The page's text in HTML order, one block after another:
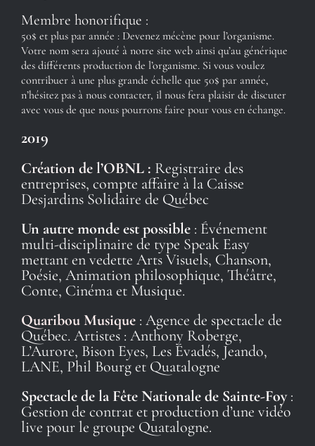
Membre honorifique :
50$ et plus par année : Devenez mécène pour l’organisme.
Votre nom sera ajouté à notre site web ainsi qu’au générique
des différents production de l’organisme. Si vous voulez
contribuer à une plus grande échelle que 50$ par année,
n’hésitez pas à nous contacter, il nous fera plaisir de discuter
avec vous de que nous pourrons faire pour vous en échange.
2019
Création de l’OBNL : Registraire des
entreprises, compte affaire à la Caisse
Desjardins Solidaire de Québec
Un autre monde est possible: Événement
multi-disciplinaire de type Speak Easy
mettant en vedette Arts Visuels, Chanson,
Poésie, Animation philosophique, Théâtre,
Conte, Cinéma et Musique.
Quaribou Musique : Agence de spectacle de
Québec. Artistes : Anthony Roberge,
L’Aurore, Bison Eyes, Les Évadés, Jeando,
LANE, Phil Bourg et Quatalogne
Spectacle de la Fête Nationale de Sainte-Foy:
Gestion de contrat et production d’une vidéo
live pour le groupe Quatalogne.